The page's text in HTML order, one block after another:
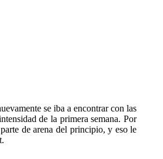
se iba a encontrar con las
de la primera semana. Por
de arena del principio, y eso le